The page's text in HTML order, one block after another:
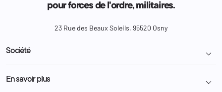
pour forces de l'ordre, militaires.
23 Rue des Beaux Soleils, 95520 Osny
Société 
Livraison et retour colis
En savoir plus 